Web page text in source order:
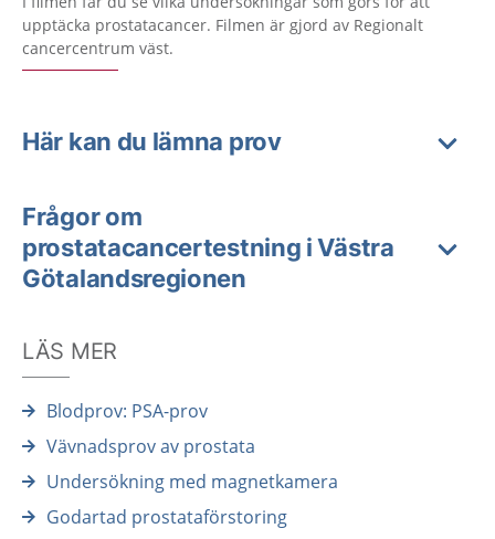
upptäcka prostatacancer. Filmen är gjord av Regionalt
cancercentrum väst.
Här kan du lämna prov
Frågor om
prostatacancertestning i Västra
Götalandsregionen
LÄS MER
Blodprov: PSA-prov
Vävnadsprov av prostata
Undersökning med magnetkamera
Godartad prostataförstoring